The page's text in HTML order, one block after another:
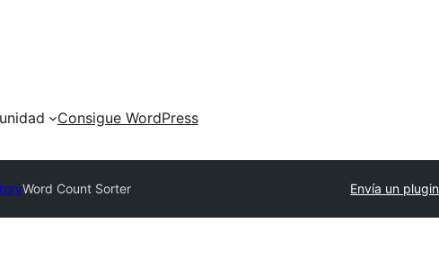
Consigue WordPress
Word Count Sorter Envía un plugin